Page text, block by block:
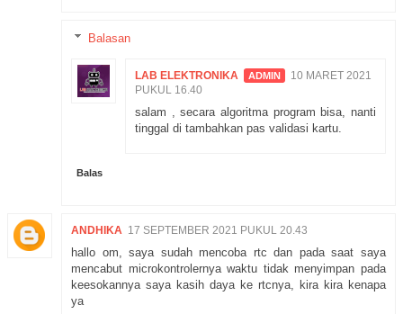
Balasan
LAB ELEKTRONIKA
10 MARET 2021
PUKUL 16.40
salam , secara algoritma program bisa, nanti
tinggal di tambahkan pas validasi kartu.
Balas
ANDHIKA 17 SEPTEMBER 2021 PUKUL 20.43
hallo om, saya sudah mencoba rtc dan pada saat saya
mencabut microkontrolernya waktu tidak menyimpan pada
keesokannya saya kasih daya ke rtcnya, kira kira kenapa
ya